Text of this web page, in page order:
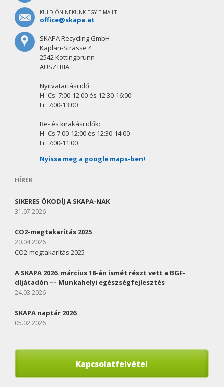
KÜLDJÖN NEKÜNK EGY E-MAILT
office@skapa.at
SKAPA Recycling GmbH
Kaplan-Strasse 4
2542 Kottingbrunn
AUSZTRIA
Nyitvatartási idő:
H -Cs: 7:00-12:00 és 12:30-16:00
Fr: 7:00-13:00
Be- és kirakási idők:
H -Cs 7:00-12:00 és 12:30-14:00
Fr: 7:00-11:00
Nyissa meg a google maps-ben!
HÍREK
SIKERES ÖKODÍJ A SKAPA-NAK
31.07.2026
CO2-megtakarítás 2025
20.04.2026
CO2-megtakarítás 2025
A SKAPA 2026. március 18-án ismét részt vett a BGF-
díjátadón –– Munkahelyi egészségfejlesztés
24.03.2026
SKAPA naptár 2026
05.02.2026
Kapcsolatfelvétel